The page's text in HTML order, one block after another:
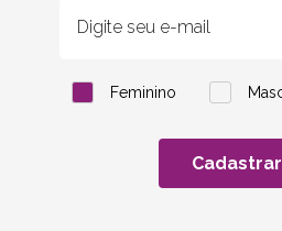
Feminino
Cadastrar